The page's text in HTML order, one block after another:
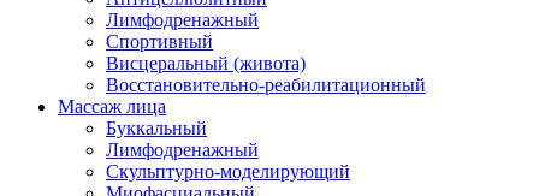
Лимфодренажный
Спортивный
Висцеральный (живота)
Восстановительно-реабилитационный
Массаж лица
Буккальный
Лимфодренажный
Скульптурно-моделирующий